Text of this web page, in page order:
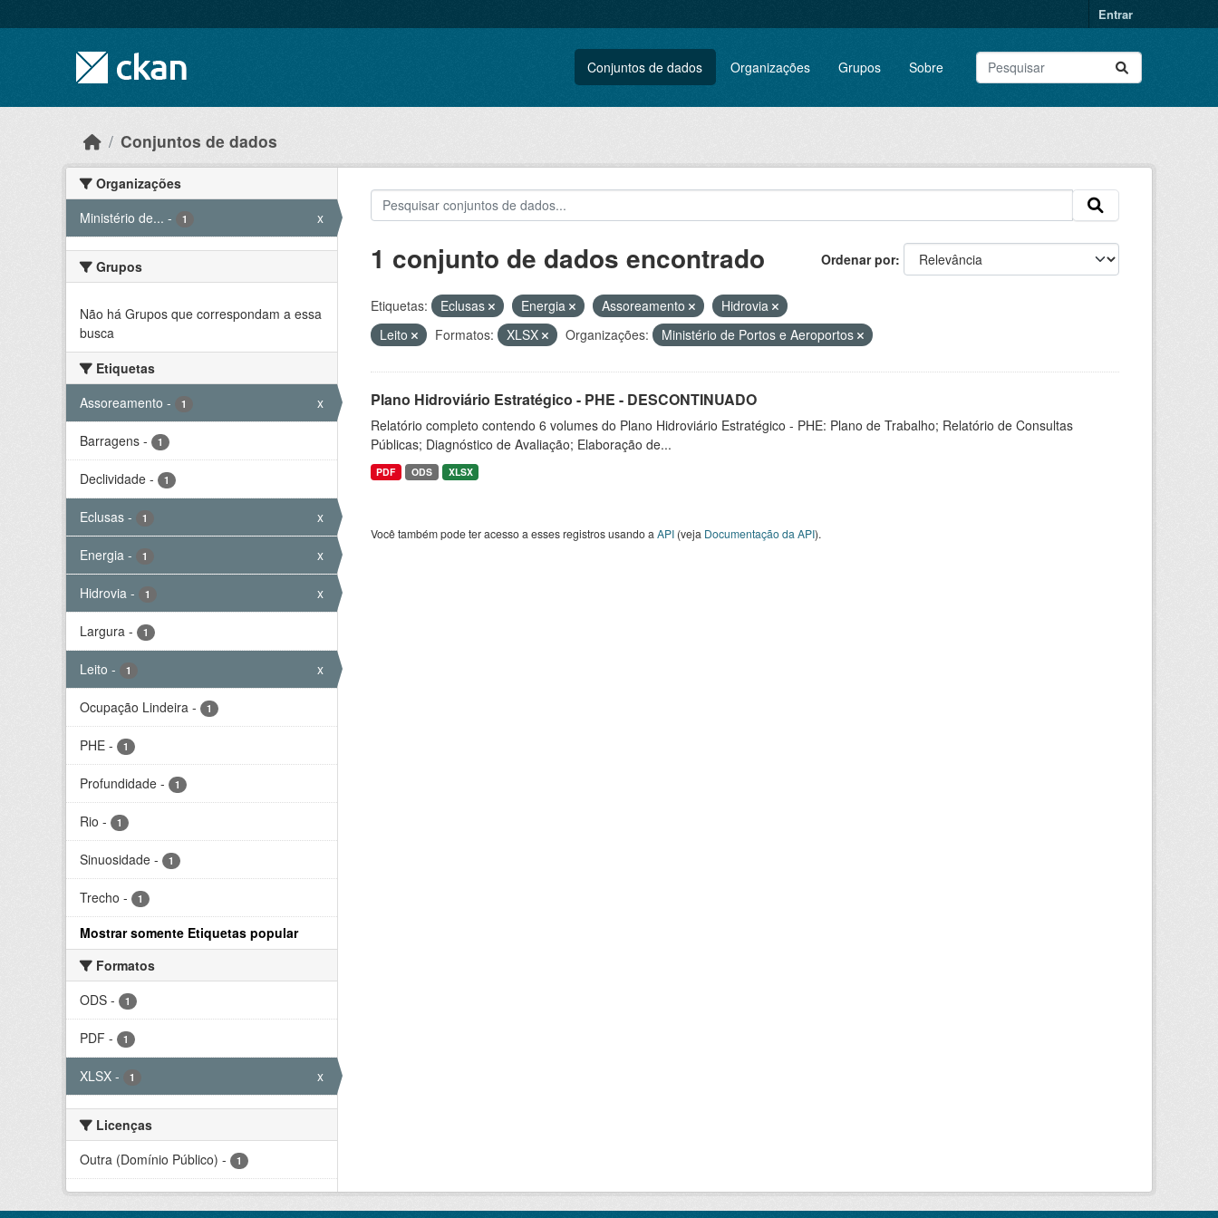
Entrar
Conjuntos de dados Organizações Grupos Sobre
Conjuntos de dados
Organizações
Ministério de... - 1 x
Grupos
Não há Grupos que correspondam a essa
busca
Etiquetas
Assoreamento - 1 x
Barragens - 1
Declividade - 1
Eclusas - 1 x
Energia - 1 x
Hidrovia - 1 x
Largura - 1
Leito - 1 x
Ocupação Lindeira - 1
PHE - 1
Profundidade - 1
Rio - 1
Sinuosidade - 1
Trecho - 1
Mostrar somente Etiquetas popular
Formatos
ODS - 1
PDF - 1
XLSX - 1 x
Licenças
Outra (Domínio Público) - 1
Ordenar por
1 conjunto de dados encontrado
Etiquetas: Eclusas Energia Assoreamento
Hidrovia
Leito
Formatos: XLSX Organizações: Ministério de Portos e Aeroportos
Plano Hidroviário Estratégico - PHE - DESCONTINUADO
Relatório completo contendo 6 volumes do Plano Hidroviário Estratégico - PHE: Plano de Trabalho; Relatório de Consultas
Públicas; Diagnóstico de Avaliação; Elaboração de...
PDF ODS XLSX
Você também pode ter acesso a esses registros usando a API(veja Documentação da API).